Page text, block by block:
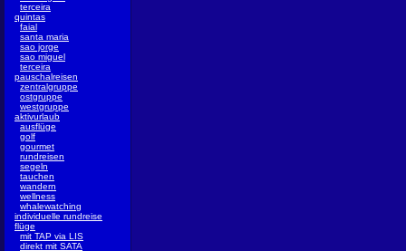
terceira
quintas
faial
santa maria
sao jorge
sao miguel
terceira
pauschalreisen
zentralgruppe
ostgruppe
westgruppe
aktivurlaub
ausflüge
golf
gourmet
rundreisen
segeln
tauchen
wandern
wellness
whalewatching
individuelle rundreise
flüge
mit TAP via LIS
direkt mit SATA